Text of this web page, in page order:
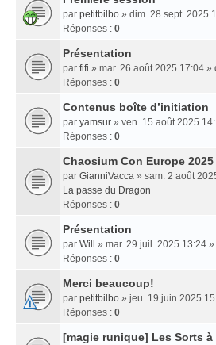
par petitbilbo » dim. 28 sept. 2025
Réponses : 0
Présentation
par fifi » mar. 26 août 2025 17:04 »
Réponses : 0
Contenus boîte d’initiation
par yamsur » ven. 15 août 2025
Réponses : 0
Chaosium Con Europe 2025
par GianniVacca » sam. 2 août
La passe du Dragon
Réponses : 0
Présentation
par Will » mar. 29 juil. 2025 13:24
Réponses : 0
Merci beaucoup!
par petitbilbo » jeu. 19 juin 2025
Réponses : 0
[magie runique] Les Sorts à